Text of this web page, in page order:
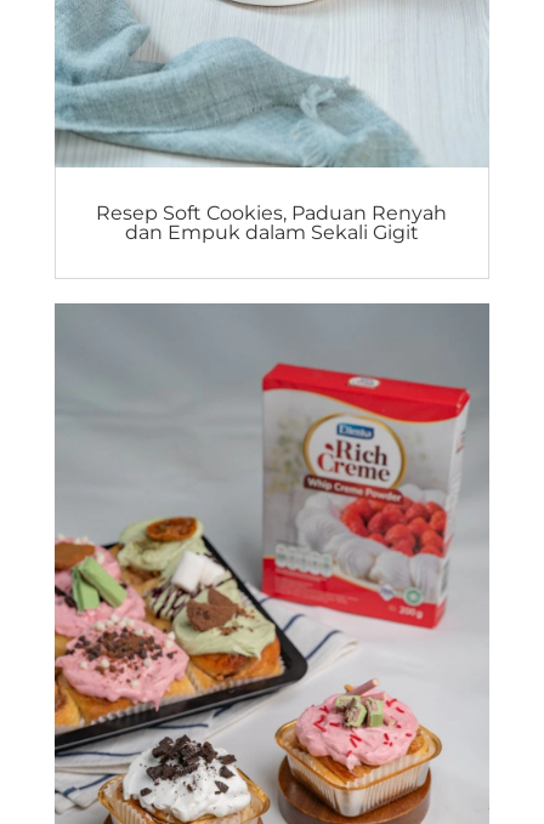
Resep Soft Cookies, Paduan Renyah
dan Empuk dalam Sekali Gigit